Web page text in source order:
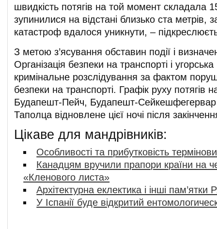
швидкість потягів на той момент складала
зупинилися на відстані близько ста метрів,
катастроф вдалося уникнути, –
З метою з’ясування обставин події і
Організація безпеки на транспорті і
кримінальне розслідування за фактом
безпеки на транспорті. Графік руху потягів
Будапешт-Пейч, Будапешт-Сейкешфегервар
Таполца відновлене цієї ночі після
Цікаве для мандрівників:
Особливості та прибутковість
Канадцям вручили прапори країни на
«Кленового листа»
Архітектурна еклектика і інші
У Іспанії буде відкритий